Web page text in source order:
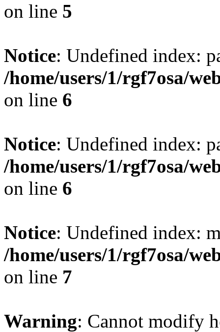
on line 5
Notice: Undefined index:
/home/users/1/rgf7osa/
on line 6
Notice: Undefined index:
/home/users/1/rgf7osa/
on line 6
Notice: Undefined index:
/home/users/1/rgf7osa/
on line 7
Warning: Cannot modify